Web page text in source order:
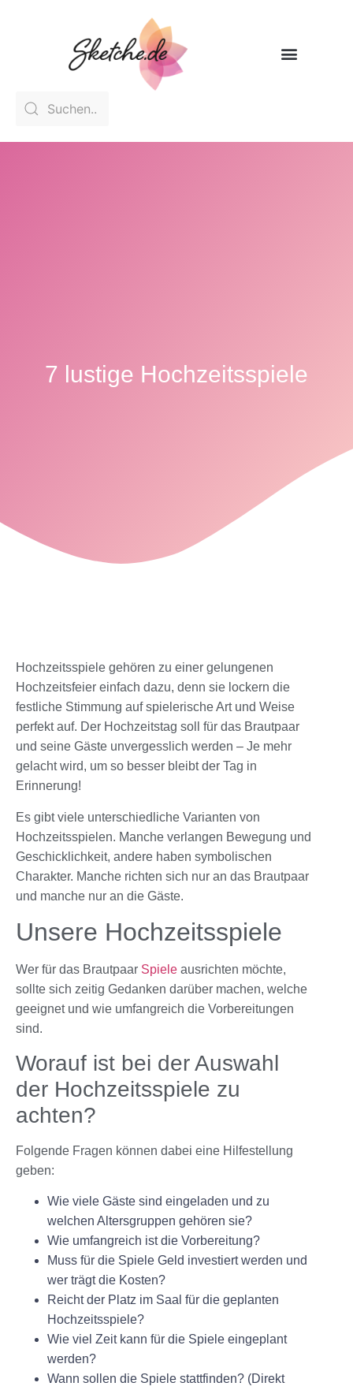
7 lustige Hochzeitsspiele
Hochzeitsspiele gehören zu einer gelungenen
Hochzeitsfeier einfach dazu, denn sie lockern die
festliche Stimmung auf spielerische Art und Weise
perfekt auf. Der Hochzeitstag soll für das Brautpaar
und seine Gäste unvergesslich werden – Je mehr
gelacht wird, um so besser bleibt der Tag in
Erinnerung!
Es gibt viele unterschiedliche Varianten von
Hochzeitsspielen. Manche verlangen Bewegung und
Geschicklichkeit, andere haben symbolischen
Charakter. Manche richten sich nur an das Brautpaar
und manche nur an die Gäste.
Unsere Hochzeitsspiele
Wer für das Brautpaar Spiele ausrichten möchte,
sollte sich zeitig Gedanken darüber machen, welche
geeignet und wie umfangreich die Vorbereitungen
sind.
Worauf ist bei der Auswahl
der Hochzeitsspiele zu
achten?
Folgende Fragen können dabei eine Hilfestellung
geben:
Wie viele Gäste sind eingeladen und zu
welchen Altersgruppen gehören sie?
Wie umfangreich ist die Vorbereitung?
Muss für die Spiele Geld investiert werden und
wer trägt die Kosten?
Reicht der Platz im Saal für die geplanten
Hochzeitsspiele?
Wie viel Zeit kann für die Spiele eingeplant
werden?
Wann sollen die Spiele stattfinden? (Direkt